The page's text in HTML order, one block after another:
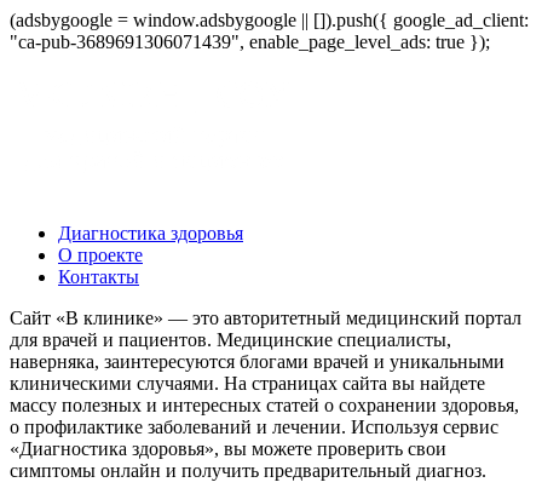
(adsbygoogle = window.adsbygoogle || []).push({ google_ad_client:
"ca-pub-3689691306071439", enable_page_level_ads: true });
Диагностика здоровья
О проекте
Контакты
Сайт «В клинике» — это авторитетный медицинский портал
для врачей и пациентов. Медицинские специалисты,
наверняка, заинтересуются блогами врачей и уникальными
клиническими случаями. На страницах сайта вы найдете
массу полезных и интересных статей о сохранении здоровья,
о профилактике заболеваний и лечении. Используя сервис
«Диагностика здоровья», вы можете проверить свои
симптомы онлайн и получить предварительный диагноз.